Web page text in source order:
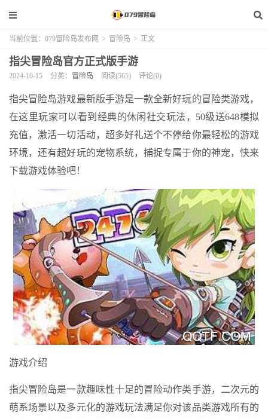
当前位置： 079冒险岛发布网 > 冒险岛 > 正文
指尖冒险岛官方正式版手游
2024-10-15 分类： 冒险岛 阅读(565) 评论(0)
指尖冒险岛游戏最新版手游是一款全新好玩的冒险类游戏，
在这里玩家可以看到经典的休闲社交玩法，50级送648模拟
充值，激活一切活动，超多好礼送个不停给你最轻松的游戏
环境，还有超好玩的宠物系统，捕捉专属于你的神宠，快来
下载游戏体验吧！
游戏介绍
指尖冒险岛是一款趣味性十足的冒险动作类手游，二次元的
萌系场景以及多元化的游戏玩法满足你对该品类游戏所有的